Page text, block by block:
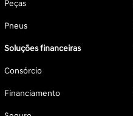
Peças
Pneus
Soluções financeiras
Consórcio
Financiamento